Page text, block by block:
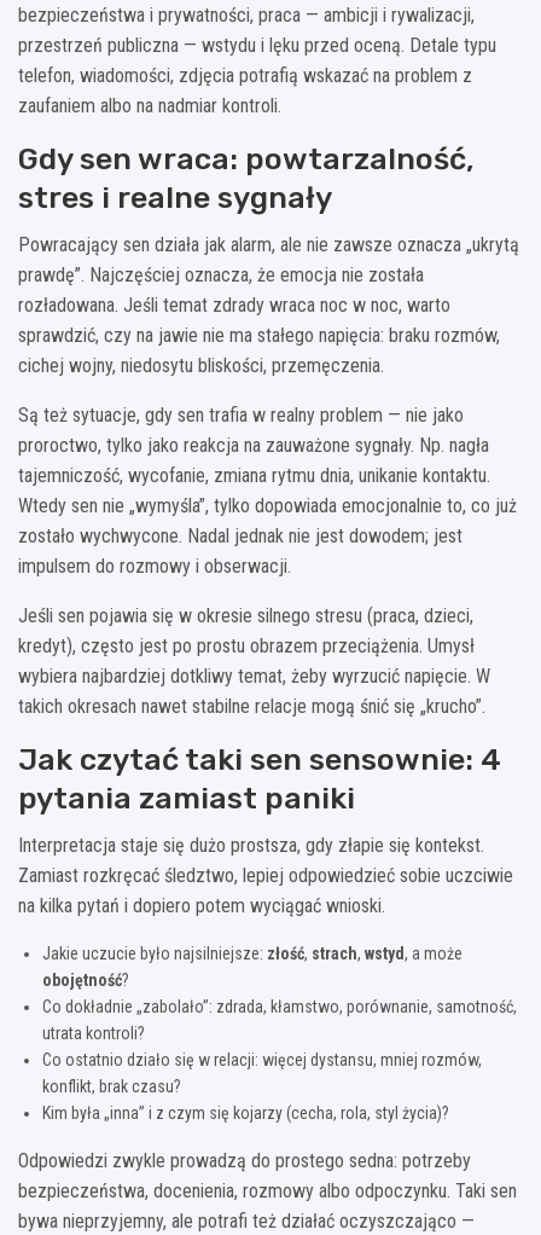
bezpieczeństwa i prywatności, praca — ambicji i rywalizacji,
przestrzeń publiczna — wstydu i lęku przed oceną. Detale typu
telefon, wiadomości, zdjęcia potrafią wskazać na problem z
zaufaniem albo na nadmiar kontroli.
Gdy sen wraca: powtarzalność,
stres i realne sygnały
Powracający sen działa jak alarm, ale nie zawsze oznacza „ukrytą
prawdę”. Najczęściej oznacza, że emocja nie została
rozładowana. Jeśli temat zdrady wraca noc w noc, warto
sprawdzić, czy na jawie nie ma stałego napięcia: braku rozmów,
cichej wojny, niedosytu bliskości, przemęczenia.
Są też sytuacje, gdy sen trafia w realny problem — nie jako
proroctwo, tylko jako reakcja na zauważone sygnały. Np. nagła
tajemniczość, wycofanie, zmiana rytmu dnia, unikanie kontaktu.
Wtedy sen nie „wymyśla”, tylko dopowiada emocjonalnie to, co już
zostało wychwycone. Nadal jednak nie jest dowodem; jest
impulsem do rozmowy i obserwacji.
Jeśli sen pojawia się w okresie silnego stresu (praca, dzieci,
kredyt), często jest po prostu obrazem przeciążenia. Umysł
wybiera najbardziej dotkliwy temat, żeby wyrzucić napięcie. W
takich okresach nawet stabilne relacje mogą śnić się „krucho”.
Jak czytać taki sen sensownie: 4
pytania zamiast paniki
Interpretacja staje się dużo prostsza, gdy złapie się kontekst.
Zamiast rozkręcać śledztwo, lepiej odpowiedzieć sobie uczciwie
na kilka pytań i dopiero potem wyciągać wnioski.
Jakie uczucie było najsilniejsze: złość, strach, wstyd, a może
obojętność?
Co dokładnie „zabolało”: zdrada, kłamstwo, porównanie, samotność,
utrata kontroli?
Co ostatnio działo się w relacji: więcej dystansu, mniej rozmów,
konflikt, brak czasu?
Kim była „inna” i z czym się kojarzy (cecha, rola, styl życia)?
Odpowiedzi zwykle prowadzą do prostego sedna: potrzeby
bezpieczeństwa, docenienia, rozmowy albo odpoczynku. Taki sen
bywa nieprzyjemny, ale potrafi też działać oczyszczająco —